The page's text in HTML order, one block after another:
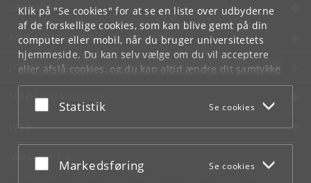
Klik på "Se cookies" for at se en liste over udbyderne
af de forskellige cookies, som kan blive gemt på din
computer eller mobil, når du bruger universitetets
hjemmeside. Du kan selv vælge om du vil acceptere
eller afslå cookies, og du kan altid ændre dit samtykke
underCookie- og privatlivspolitiksom du finder i
bunden af hver side.
Acceptér eller afslå
Statistik Se cookies
Acceptér eller afslå
Markedsføring Se cookies
SERVICES
FOR STUDERENDE OG ANSATTE
JOB OG KARRIERE
NØDSITUATIONER
WEB
MØD KU PÅ